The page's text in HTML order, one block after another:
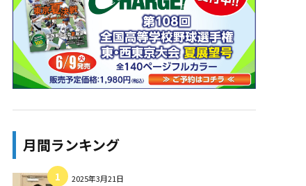
月間ランキング
2025年3月21日